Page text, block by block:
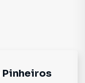
Pinheiros